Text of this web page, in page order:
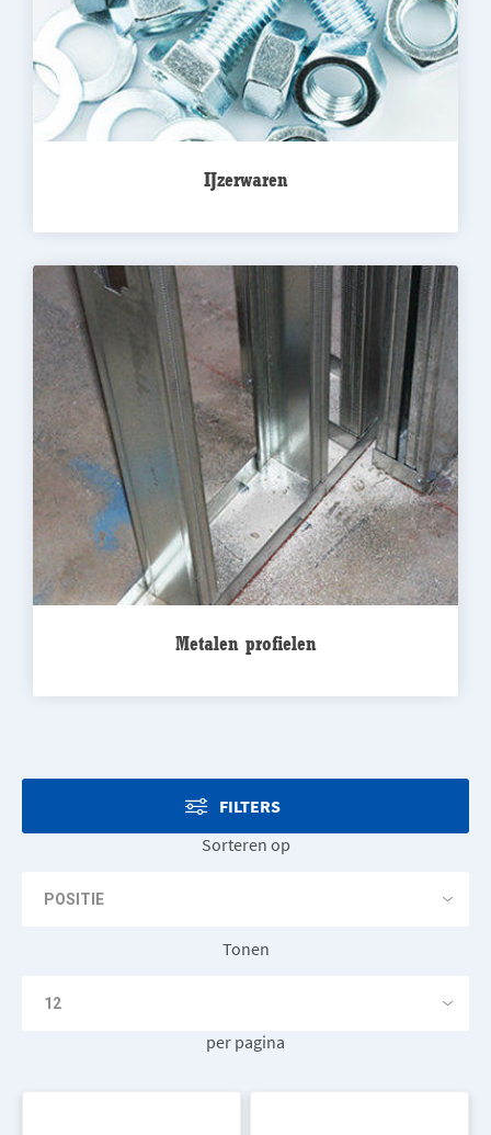
IJzerwaren
Metalen profielen
FILTERS
Sorteren op
Tonen
per pagina